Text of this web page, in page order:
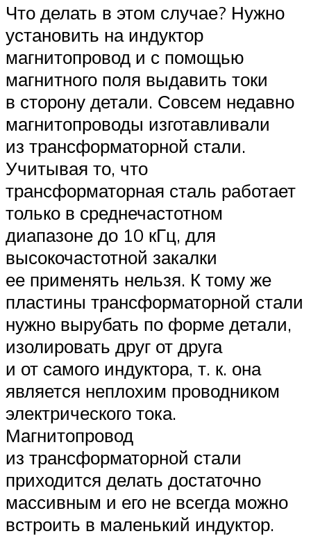
Что делать в этом случае? Нужно
установить на индуктор
магнитопровод и с помощью
магнитного поля выдавить токи
в сторону детали. Совсем недавно
магнитопроводы изготавливали
из трансформаторной стали.
Учитывая то, что
трансформаторная сталь работает
только в среднечастотном
диапазоне до 10 кГц, для
высокочастотной закалки
ее применять нельзя. К тому же
пластины трансформаторной стали
нужно вырубать по форме детали,
изолировать друг от друга
и от самого индуктора, т. к. она
является неплохим проводником
электрического тока.
Магнитопровод
из трансформаторной стали
приходится делать достаточно
массивным и его не всегда можно
встроить в маленький индуктор.